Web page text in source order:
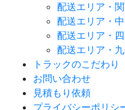
配送エリア・
配送エリア・
配送エリア・
配送エリア・九
トラックのこだわり
お問い合わせ
見積もり依頼
プライバシーポリシ